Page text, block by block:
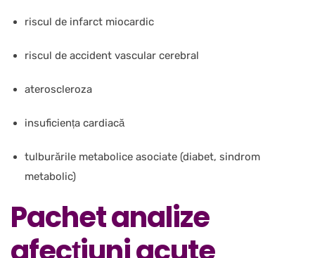
riscul de infarct miocardic
riscul de accident vascular cerebral
ateroscleroza
insuficiența cardiacă
tulburările metabolice asociate (diabet, sindrom
metabolic)
Pachet analize